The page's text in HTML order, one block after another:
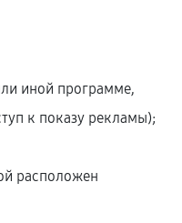
иной программе,
к показу рекламы);
расположен